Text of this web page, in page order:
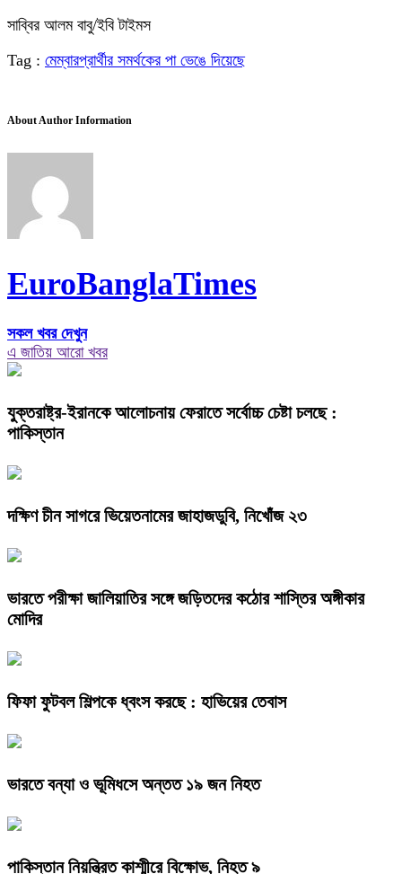
সাব্বির আলম বাবু/ইবি টাইমস
Tag : মেম্বারপ্রার্থীর সমর্থকের পা ভেঙে দিয়েছে
About Author Information
EuroBanglaTimes
সকল খবর দেখুন
এ জাতিয় আরো খবর
যুক্তরাষ্ট্র-ইরানকে আলোচনায় ফেরাতে সর্বোচ্চ চেষ্টা চলছে :
পাকিস্তান
দক্ষিণ চীন সাগরে ভিয়েতনামের জাহাজডুবি, নিখোঁজ ২৩
ভারতে পরীক্ষা জালিয়াতির সঙ্গে জড়িতদের কঠোর শাস্তির অঙ্গীকার
মোদির
ফিফা ফুটবল শিল্পকে ধ্বংস করছে : হাভিয়ের তেবাস
ভারতে বন্যা ও ভূমিধসে অন্তত ১৯ জন নিহত
পাকিস্তান নিয়ন্ত্রিত কাশ্মীরে বিক্ষোভ, নিহত ৯